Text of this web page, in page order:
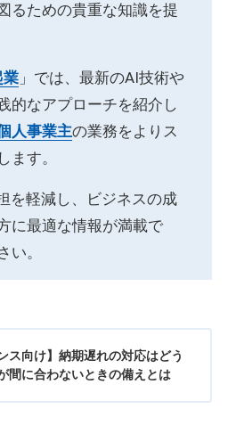
るための貴重な知識を提
業」では、最新のAI技術や
的なアプローチを紹介し
人事業主の業務をよりス
ます。
を軽減し、ビジネスの成
に最適な情報が満載で
い。
ス向け】納期遅れの対応はどう
間に合わないときの備えとは